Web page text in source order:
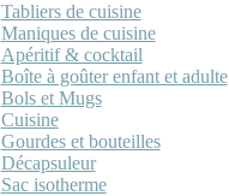
Tabliers de cuisine
Maniques de cuisine
Apéritif & cocktail
Boîte à goûter enfant et adulte
Bols et Mugs
Cuisine
Gourdes et bouteilles
Décapsuleur
Sac isotherme